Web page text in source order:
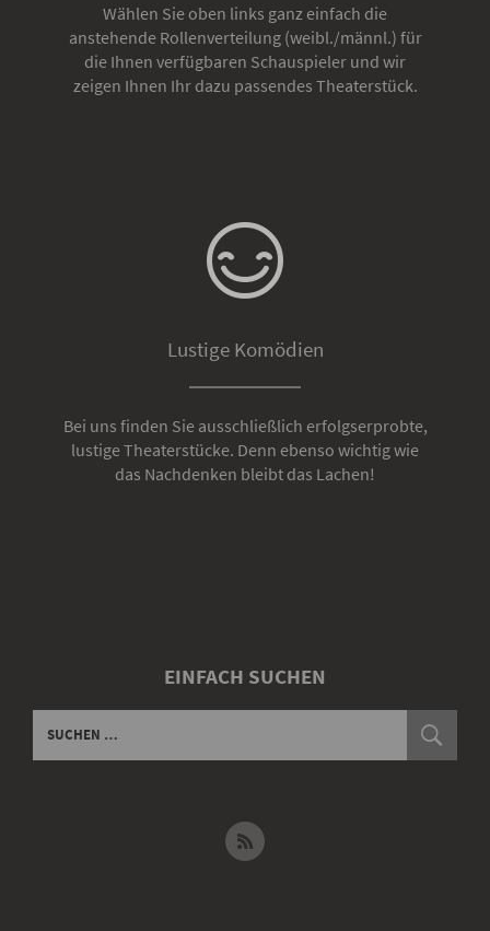
Wählen Sie oben links ganz einfach die
anstehende Rollenverteilung (weibl./männl.) für
die Ihnen verfügbaren Schauspieler und wir
zeigen Ihnen Ihr dazu passendes Theaterstück.
Lustige Komödien
Bei uns finden Sie ausschließlich erfolgserprobte,
lustige Theaterstücke. Denn ebenso wichtig wie
das Nachdenken bleibt das Lachen!
EINFACH SUCHEN